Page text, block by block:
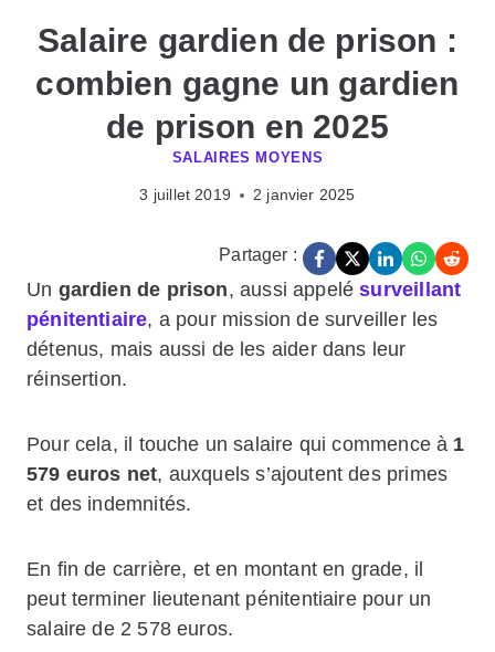
Salaire gardien de prison :
combien gagne un gardien
de prison en 2025
SALAIRES MOYENS
3 juillet 2019 2 janvier 2025
Partager :
Un gardien de prison, aussi appelésurveillant
pénitentiaire, a pour mission de surveiller les
détenus, mais aussi de les aider dans leur
réinsertion.
Pour cela, il touche un salaire qui commence à 1
579 euros net, auxquels s’ajoutent des primes
et des indemnités.
En fin de carrière, et en montant en grade, il
peut terminer lieutenant pénitentiaire pour un
salaire de 2 578 euros.